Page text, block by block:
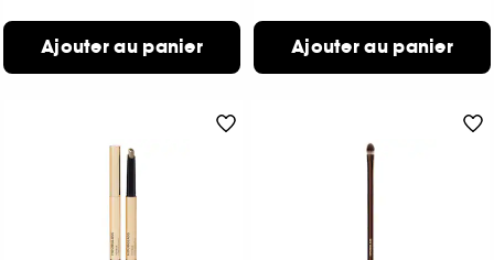
Ajouter au panier Ajouter au panier